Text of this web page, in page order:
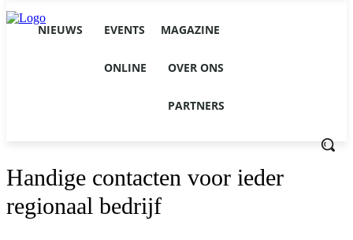
NIEUWS EVENTS MAGAZINE
ONLINE OVER ONS
PARTNERS
Handige contacten voor ieder
regionaal bedrijf